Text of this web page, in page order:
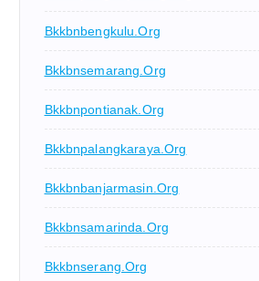
Bkkbnbengkulu.org
Bkkbnsemarang.org
Bkkbnpontianak.org
Bkkbnpalangkaraya.org
Bkkbnbanjarmasin.org
Bkkbnsamarinda.org
Bkkbnserang.org